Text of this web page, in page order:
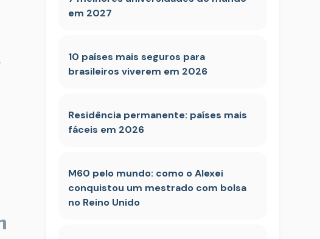
em 2027
10 países mais seguros para
brasileiros viverem em 2026
Residência permanente: países mais
fáceis em 2026
M60 pelo mundo: como o Alexei
conquistou um mestrado com bolsa
no Reino Unido